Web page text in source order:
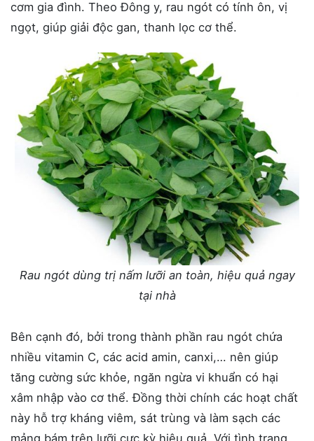
cơm gia đình. Theo Đông y, rau ngót có tính ôn, vị
ngọt, giúp giải độc gan, thanh lọc cơ thể.
Rau ngót dùng trị nấm lưỡi an toàn, hiệu quả ngay
tại nhà
Bên cạnh đó, bởi trong thành phần rau ngót chứa
nhiều vitamin C, các acid amin, canxi,… nên giúp
tăng cường sức khỏe, ngăn ngừa vi khuẩn có hại
xâm nhập vào cơ thể. Đồng thời chính các hoạt chất
này hỗ trợ kháng viêm, sát trùng và làm sạch các